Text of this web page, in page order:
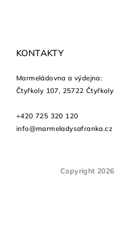
KONTAKTY
Marmeládovna a výdejna:
Čtyřkoly 107, 25722 Čtyřkoly
+420 725 320 120
info@marmeladysafranka.cz
Copyright 2026